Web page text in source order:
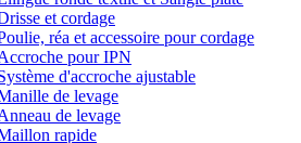
et cordage
réa et accessoire pour cordage
pour IPN
d'accroche ajustable
de levage
de levage
rapide